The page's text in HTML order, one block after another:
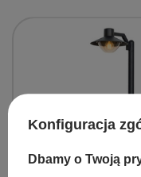
Konfiguracja
Dbamy o Twoją